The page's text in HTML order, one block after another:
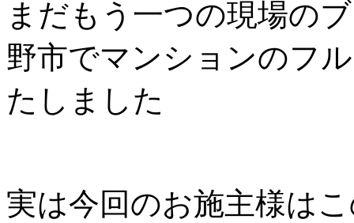
まだもう一つの現場の
野市でマンションのフ
たしました
実は今回のお施主様は